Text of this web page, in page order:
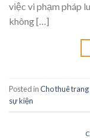
việc vi phạm pháp
không […]
Posted inCho thuê trang
sự kiện